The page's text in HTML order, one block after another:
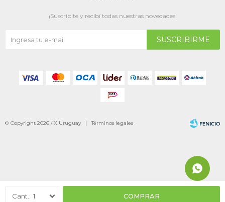
1 COMPRAR
¡Suscribite y recibí todas nuestras novedades!
SUSCRIBIRME
© Copyright 2026 / X Uruguay |Términos legales